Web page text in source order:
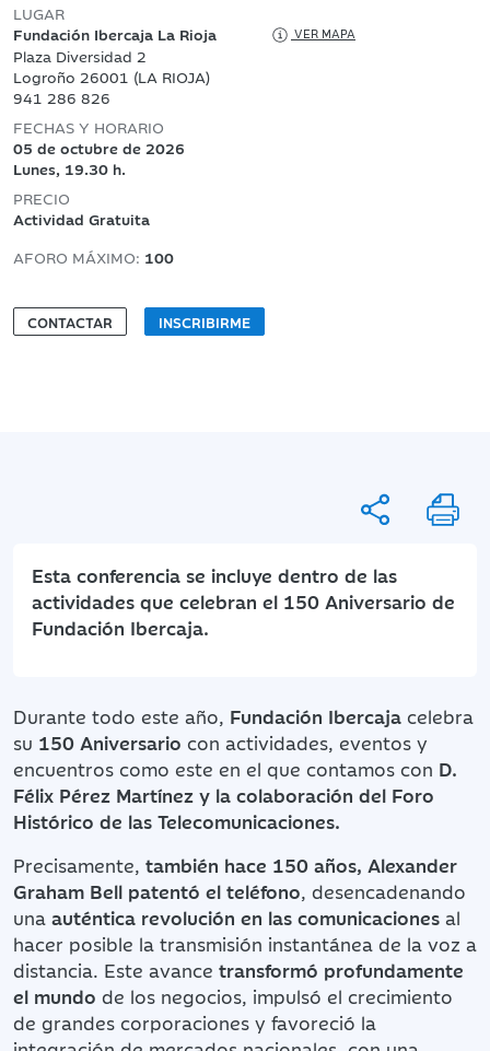
LUGAR
Fundación Ibercaja La Rioja
VER MAPA
Plaza Diversidad 2
Logroño 26001 (LA RIOJA)
941 286 826
FECHAS Y HORARIO
05 de octubre de 2026
Lunes, 19.30 h.
PRECIO
Actividad Gratuita
AFORO MÁXIMO: 100
CONTACTAR INSCRIBIRME
Esta conferencia se incluye dentro de las
actividades que celebran el 150 Aniversario de
Fundación Ibercaja.
Durante todo este año, Fundación Ibercaja celebra
su 150 Aniversario con actividades, eventos y
encuentros como este en el que contamos con D.
Félix Pérez Martínez y la colaboración del Foro
Histórico de las Telecomunicaciones.
Precisamente, también hace 150 años, Alexander
Graham Bell patentó el teléfono, desencadenando
una auténtica revolución en las comunicaciones al
hacer posible la transmisión instantánea de la voz a
distancia. Este avance transformó profundamente
el mundo de los negocios, impulsó el crecimiento
de grandes corporaciones y favoreció la